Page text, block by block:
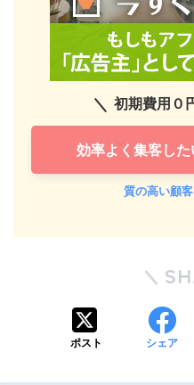
初期費用０
効率よく集客し
質の高い顧
ポスト シェア